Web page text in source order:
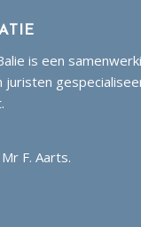
is een
juristen
F. Aarts.